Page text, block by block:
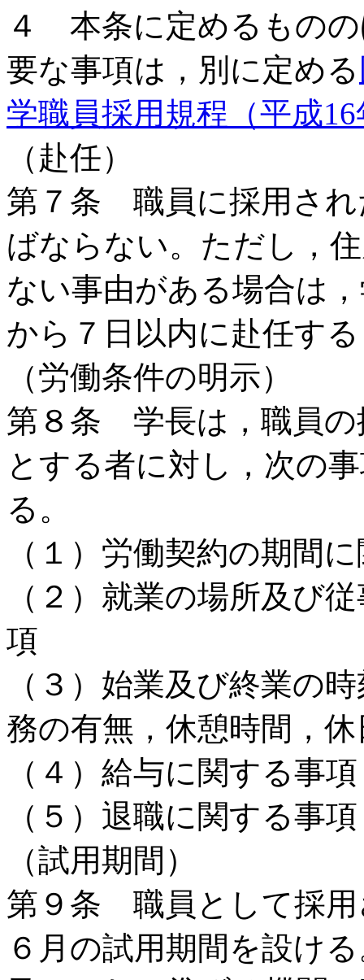
４ 本条に定めるもの
要な事項は，別に定める
学職員採用規程（平成
（赴任）
第７条 職員に採用され
ばならない。ただし，
ない事由がある場合は
から７日以内に赴任す
（労働条件の明示）
第８条 学長は，職員の
とする者に対し，次の
る。
（１）労働契約の期間
（２）就業の場所及び
項
（３）始業及び終業の
務の有無，休憩時間，
（４）給与に関する事項
（５）退職に関する事
（試用期間）
第９条 職員として採用
６月の試用期間を設け